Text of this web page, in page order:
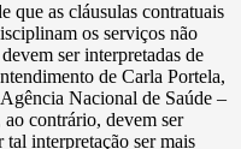
que as cláusulas contratuais
os serviços não
ser interpretadas de
de Carla Portela,
Nacional de Saúde –
contrário, devem ser
interpretação ser mais